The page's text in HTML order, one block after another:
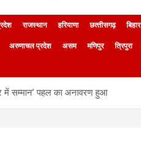
राजस्थान हरियाणा छत्‍तीसगढ़ बिहार
अरुणाचल प्रदेश असम मणिपुर त्रिपुरा
में सम्मान’ पहल का अनावरण हुआ